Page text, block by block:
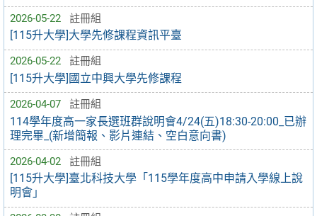
2026-05-22 註冊組
[115升大學]大學先修課程資訊平臺
2026-05-22 註冊組
[115升大學]國立中興大學先修課程
2026-04-07 註冊組
114學年度高一家長選班群說明會4/24(五)18:30-20:00_已辦
理完畢_(新增簡報、影片連結、空白意向書)
2026-04-02 註冊組
[115升大學]臺北科技大學「115學年度高中申請入學線上說
明會」